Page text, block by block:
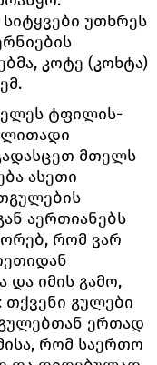
უთხრეს
კოტე (კოხტა)
ტფილის-
მთელს
ასეთი
აერთიანებს
რომ ვარ
და იმის გამო,
გულები
ერთად
რომ საერთო